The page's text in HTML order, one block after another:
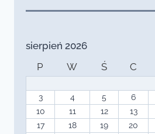
sierpień 2026
P
W Ś C
3
4 5 6
10
11 12 13
17
18 19 20